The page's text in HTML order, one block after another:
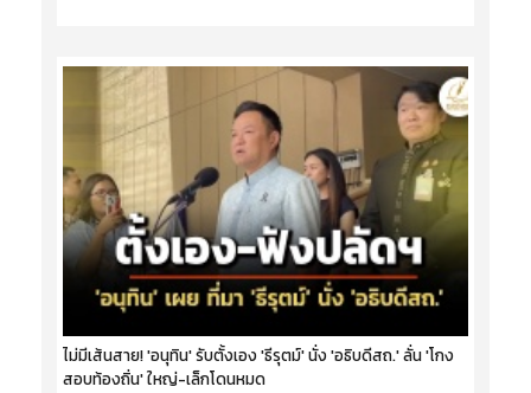
ไม่มีเส้นสาย! 'อนุทิน' รับตั้งเอง 'ธีรุตม์' นั่ง 'อธิบดีสถ.' ลั่น 'โกง
สอบท้องถิ่น' ใหญ่-เล็กโดนหมด